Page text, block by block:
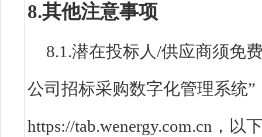
8.其他注意事项
8.1.潜在投标人/供应商须免
公司招标采购数字化管理系统”
https://tab.wenergy.com.cn，